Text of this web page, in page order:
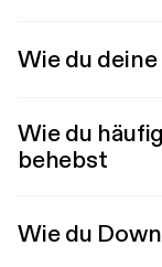
Wie du
Wie du
behebst
Wie du